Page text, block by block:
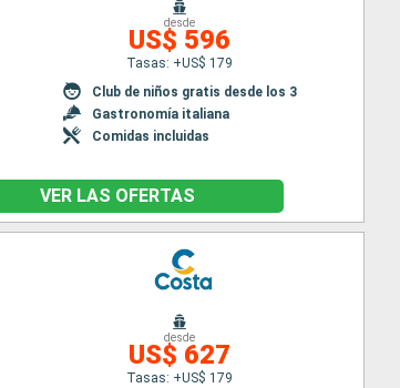
desde
US$ 596
Tasas: +US$ 179
Club de niños gratis desde los 3
Gastronomía italiana
Comidas incluidas
VER LAS OFERTAS
desde
US$ 627
Tasas: +US$ 179